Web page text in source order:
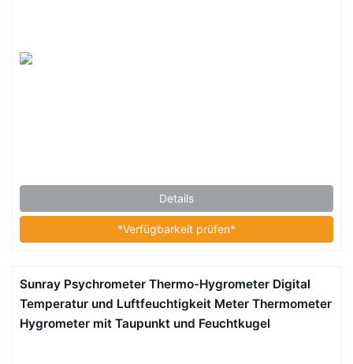
Details
*Verfügbarkeit prüfen*
Sunray Psychrometer Thermo-Hygrometer Digital
Temperatur und Luftfeuchtigkeit Meter Thermometer
Hygrometer mit Taupunkt und Feuchtkugel